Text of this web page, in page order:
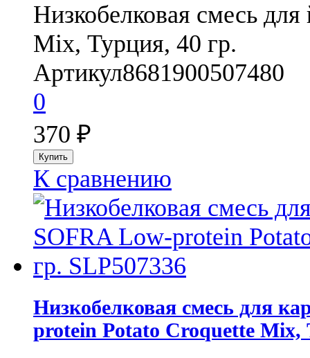
Низкобелковая смесь
Mix, Турция, 40 гр.
Артикул8681900507480
0
370 ₽
К сравнению
Низкобелковая смесь для
protein Potato Croquette Mix,